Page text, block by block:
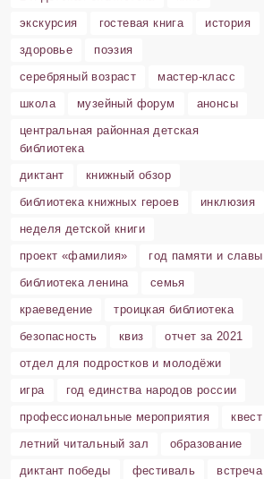
экскурсия
гостевая книга
история
здоровье
поэзия
серебряный возраст
мастер-класс
школа
музейный форум
анонсы
центральная районная детская
библиотека
диктант
книжный обзор
библиотека книжных героев
инклюзия
неделя детской книги
проект «фамилия»
год памяти и славы
библиотека ленина
семья
краеведение
троицкая библиотека
безопасность
квиз
отчет за 2021
отдел для подростков и молодёжи
игра
год единства народов россии
профессиональные мероприятия
квест
летний читальный зал
образование
диктант победы
фестиваль
встреча